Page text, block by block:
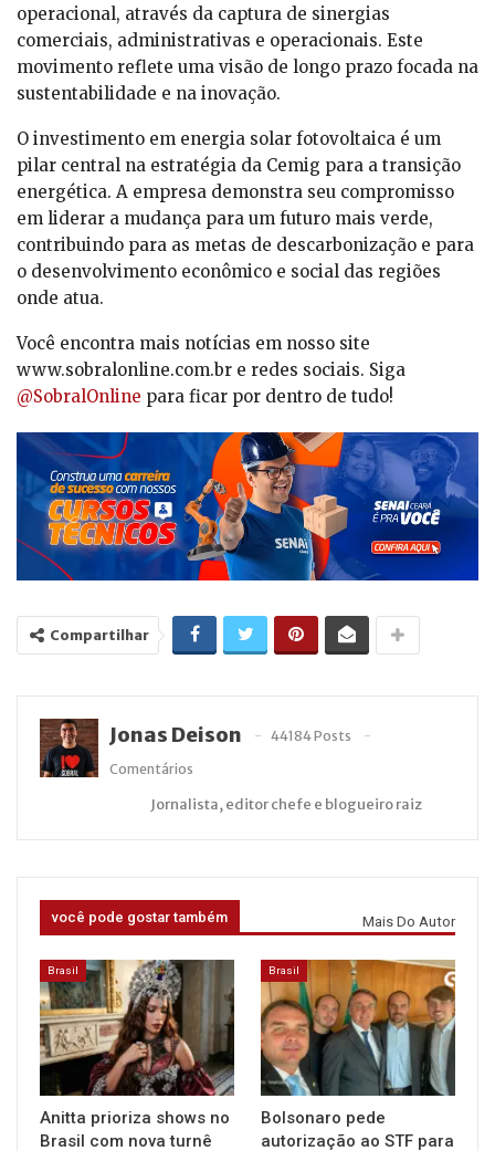
operacional, através da captura de sinergias
comerciais, administrativas e operacionais. Este
movimento reflete uma visão de longo prazo focada na
sustentabilidade e na inovação.
O investimento em energia solar fotovoltaica é um
pilar central na estratégia da Cemig para a transição
energética. A empresa demonstra seu compromisso
em liderar a mudança para um futuro mais verde,
contribuindo para as metas de descarbonização e para
o desenvolvimento econômico e social das regiões
onde atua.
Você encontra mais notícias em nosso site
www.sobralonline.com.br e redes sociais. Siga
@SobralOnline para ficar por dentro de tudo!
Compartilhar
Jonas Deison
44184 Posts
Comentários
Jornalista, editor chefe e blogueiro raiz
você pode gostar também Mais Do Autor
Brasil
Anitta prioriza shows no
Brasil com nova turnê
Brasil
Bolsonaro pede
autorização ao STF para